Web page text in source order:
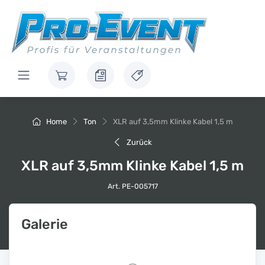
Home Ton XLR auf 3,5mm Klinke Kabel 1,5 m
Zurück
XLR auf 3,5mm Klinke Kabel 1,5 m
Art. PE-005717
Galerie